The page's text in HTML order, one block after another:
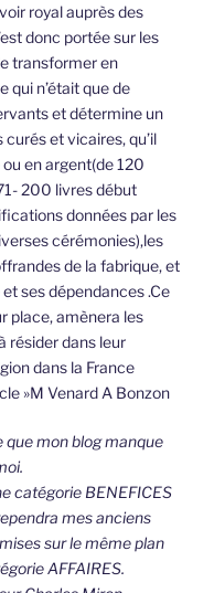
royal auprès des
donc portée sur les
transformer en
qui n’était que de
et détermine un
et vicaires, qu’il
en argent(de 120
200 livres début
données par les
cérémonies),les
de la fabrique, et
ses dépendances .Ce
place, amènera les
résider dans leur
dans la France
»M Venard A Bonzon
que mon blog manque
catégorie BENEFICES
mes anciens
sur le même plan
AFFAIRES.